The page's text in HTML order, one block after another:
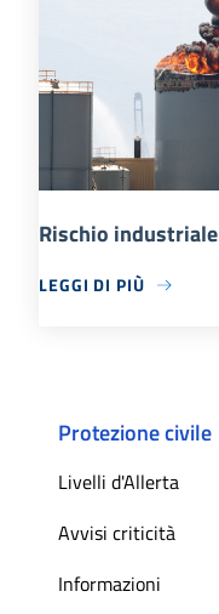
Rischio industriale
LEGGI DI PIÙ
Protezione civile
Livelli d'Allerta
Avvisi criticità
Informazioni